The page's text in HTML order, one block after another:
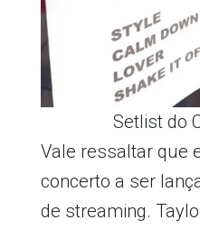
Setlist do
Vale ressaltar que
concerto a ser
de streaming.